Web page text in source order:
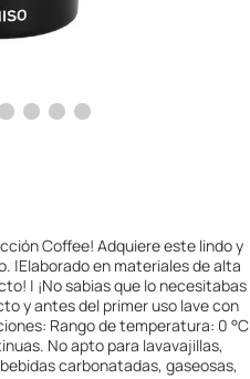
Coffee! Adquiere este lindo y
|Elaborado en materiales de alta
| ¡No sabias que lo necesitabas
y antes del primer uso lave con
Rango de temperatura: 0 °C
No apto para lavavajillas,
carbonatadas, gaseosas,